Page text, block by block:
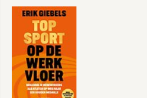
Bekijk alle boeken